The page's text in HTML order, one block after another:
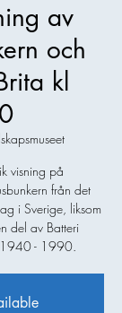
av
och
kl
visning på
från det
i Sverige, liksom
del av Batteri
1940 - 1990.